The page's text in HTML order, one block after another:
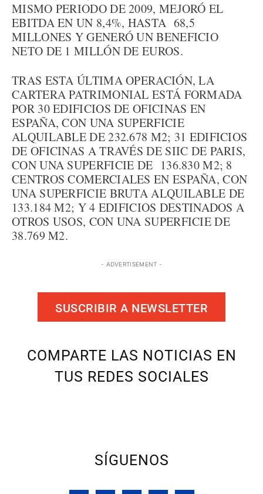
MISMO PERIODO DE 2009, MEJORÓ EL
EBITDA EN UN 8,4%, HASTA 68,5
MILLONES Y GENERÓ UN BENEFICIO
NETO DE 1 MILLÓN DE EUROS.
TRAS ESTA ÚLTIMA OPERACIÓN, LA
CARTERA PATRIMONIAL ESTÁ FORMADA
POR 30 EDIFICIOS DE OFICINAS EN
ESPAÑA, CON UNA SUPERFICIE
ALQUILABLE DE 232.678 M2; 31 EDIFICIOS
DE OFICINAS A TRAVÉS DE SIIC DE PARIS,
CON UNA SUPERFICIE DE 136.830 M2; 8
CENTROS COMERCIALES EN ESPAÑA, CON
UNA SUPERFICIE BRUTA ALQUILABLE DE
133.184 M2; Y 4 EDIFICIOS DESTINADOS A
OTROS USOS, CON UNA SUPERFICIE DE
38.769 M2.
- ADVERTISEMENT -
SUSCRIBIR A NEWSLETTER
COMPARTE LAS NOTICIAS EN
TUS REDES SOCIALES
SÍGUENOS